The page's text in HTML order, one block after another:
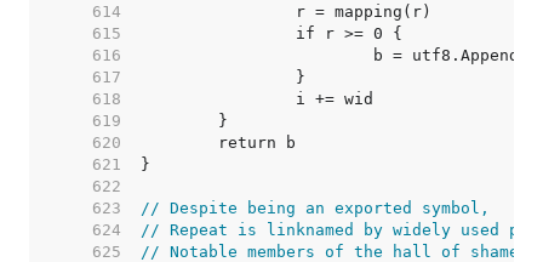
   614
   615
   616
   617
   618
   619
   620
   621
   622
   623
// Despite being an exported symbol,
   624
// Repeat is linknamed by widely used
   625
// Notable members of the hall of shame